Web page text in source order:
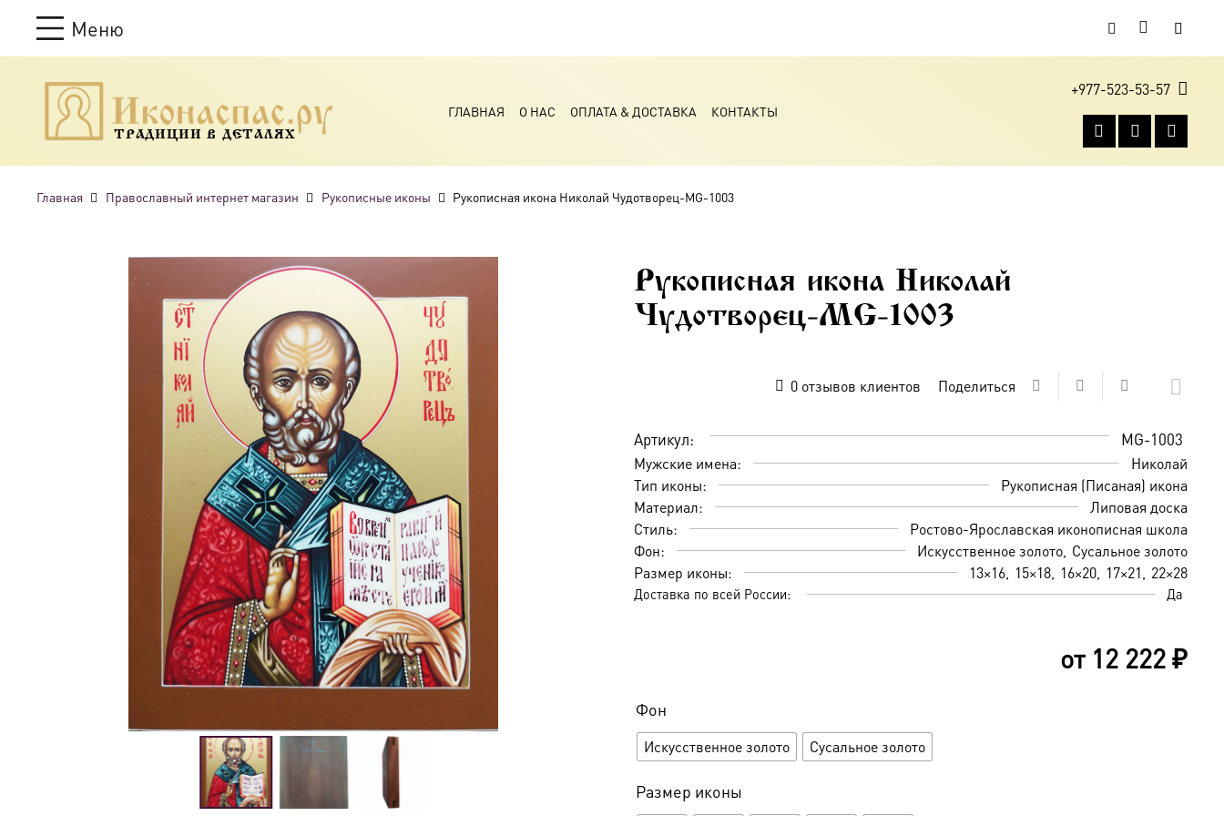
Меню
ТРАДИЦИИ В ДЕТАЛЯХ
ГЛАВНАЯ О НАС ОПЛАТА & ДОСТАВКА КОНТАКТЫ
+977-523-53-57
Главная Православный интернет магазин Рукописные иконы Рукописная икона Николай Чудотворец-MG-1003
Рукописная икона Николай
Чудотворец-MG-1003
0отзывов клиентов Поделиться
Артикул: MG-1003
Мужские имена:
Николай
Тип иконы:
Рукописная (Писаная) икона
Материал:
Липовая доска
Стиль:
Ростово-Ярославская иконописная школа
Фон:
Искусственное золото Сусальное золото
Размер иконы:
13×16 15×18 16×20 17×21 22×28
Доставка по всей России: Да
от 12 222₽
Фон
Искусственное золото Сусальное золото
Размер иконы